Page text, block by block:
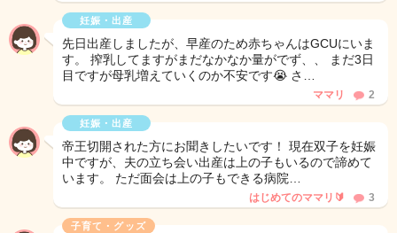
妊娠・出産
先日出産しましたが、早産のため赤ちゃんはGCUにいま
す。 搾乳してますがまだなかなか量がでず、、 まだ3日
目ですが母乳増えていくのか不安です😭 さ…
ママリ 2
妊娠・出産
帝王切開された方にお聞きしたいです！ 現在双子を妊娠
中ですが、夫の立ち会い出産は上の子もいるので諦めて
います。 ただ面会は上の子もできる病院…
はじめてのママリ🔰 3
子育て・グッズ